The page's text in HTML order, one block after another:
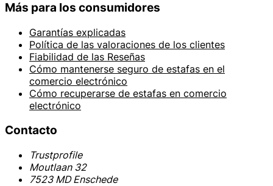
Más para los consumidores
Garantías explicadas
Política de las valoraciones de los clientes
Fiabilidad de las Reseñas
Cómo mantenerse seguro de estafas en el
comercio electrónico
Cómo recuperarse de estafas en comercio
electrónico
Contacto
Trustprofile
Moutlaan 32
7523 MD Enschede